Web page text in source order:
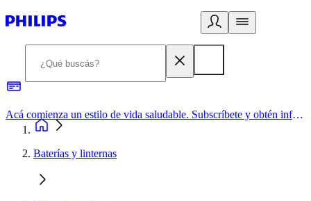
Acá comienza un estilo de vida saludable. Subscríbete y obtén información de primera mano
Baterías y linternas